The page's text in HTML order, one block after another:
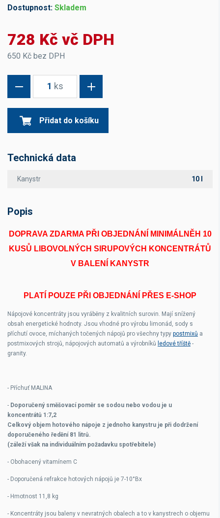
Dostupnost: Skladem
728 Kč vč DPH
650 Kč bez DPH
1 ks
Přidat do košíku
Technická data
Kanystr 10 l
Popis
DOPRAVA ZDARMA PŘI OBJEDNÁNÍ MINIMÁLNĚH 10
KUSŮ LIBOVOLNÝCH SIRUPOVÝCH KONCENTRÁTŮ
V BALENÍ KANYSTR
PLATÍ POUZE PŘI OBJEDNÁNÍ PŘES E-SHOP
Nápojové koncentráty jsou vyráběny z kvalitních surovin. Mají snížený
obsah energetické hodnoty. Jsou vhodné pro výrobu limonád, sody s
příchutí ovoce, míchaných točených nápojů pro všechny typy postmixů a
postmixových strojů, nápojových automatů a výrobníků ledové tříště -
granity.
- Příchuť MALINA
- Doporučený směšovací poměr se sodou nebo vodou je u
koncentrátů 1:7,2
Celkový objem hotového nápoje z jednoho kanystru je při dodržení
doporučeného ředění 81 litrů.
(záleží však na individuálním požadavku spotřebitele)
- Obohacený vitamínem C
- Doporučená refrakce hotových nápojů je 7-10°Bx
- Hmotnost 11,8 kg
- Koncentráty jsou baleny v nevratných obalech a to v kanystrech o objemu